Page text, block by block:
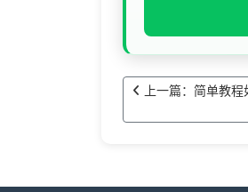
上一篇：简单教